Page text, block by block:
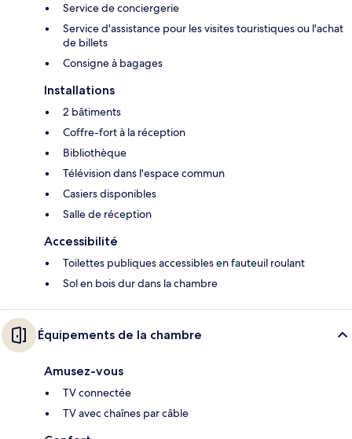
Service de conciergerie
Service d'assistance pour les visites touristiques ou l'achat
de billets
Consigne à bagages
Installations
2 bâtiments
Coffre-fort à la réception
Bibliothèque
Télévision dans l'espace commun
Casiers disponibles
Salle de réception
Accessibilité
Toilettes publiques accessibles en fauteuil roulant
Sol en bois dur dans la chambre
Équipements de la chambre
Amusez-vous
TV connectée
TV avec chaînes par câble